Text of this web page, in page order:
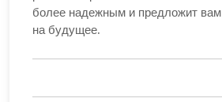
более надежным и предложит
на будущее.